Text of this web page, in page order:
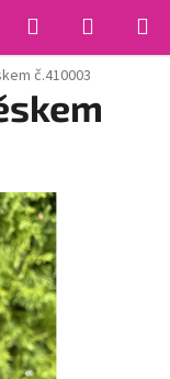
Hledat
KOŠÍK
č.410003